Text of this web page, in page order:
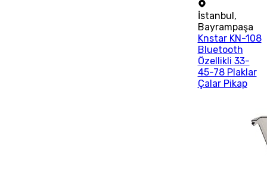
İstanbul ,
Bayrampaşa
Knstar KN-108
Bluetooth
Özellikli 33-
45-78 Plaklar
Çalar Pikap